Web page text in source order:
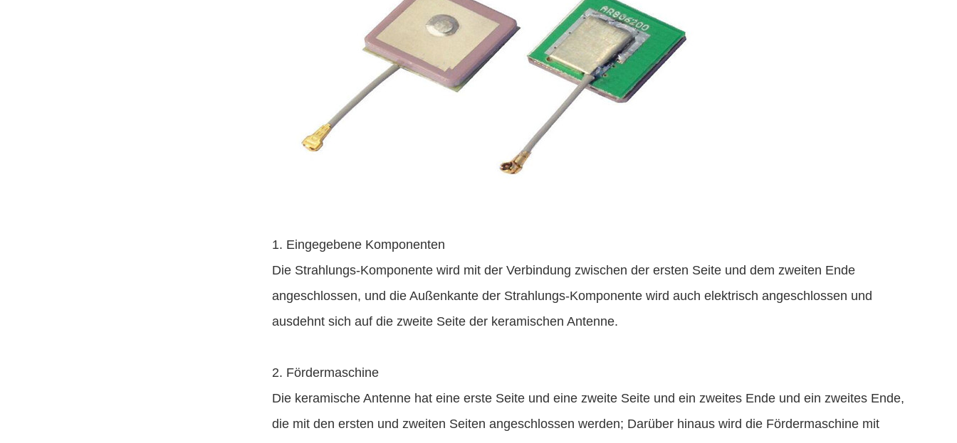
1. Eingegebene Komponenten
Die Strahlungs-Komponente wird mit der Verbindung zwischen der ersten Seite und dem zweiten Ende
angeschlossen, und die Außenkante der Strahlungs-Komponente wird auch elektrisch angeschlossen und
ausdehnt sich auf die zweite Seite der keramischen Antenne.
2. Fördermaschine
Die keramische Antenne hat eine erste Seite und eine zweite Seite und ein zweites Ende und ein zweites Ende,
die mit den ersten und zweiten Seiten angeschlossen werden; Darüber hinaus wird die Fördermaschine mit